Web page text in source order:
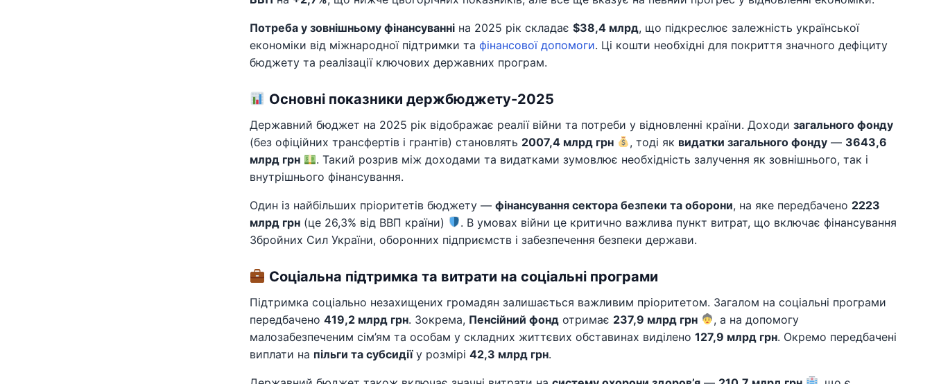
Потреба у зовнішньому фінансуванні на 2025 рік складає $38,4 млрд, що підкреслює залежність української
економіки від міжнародної підтримки та фінансової допомоги. Ці кошти необхідні для покриття значного дефіциту
бюджету та реалізації ключових державних програм.
Основні показники держбюджету-2025
Державний бюджет на 2025 рік відображає реалії війни та потреби у відновленні країни. Доходи загального фонду
(без офіційних трансфертів і грантів) становлять 2007,4 млрд грн , тоді як видатки загального фонду — 3643,6
млрд грн
. Такий розрив між доходами та видатками зумовлює необхідність залучення як зовнішнього, так і
внутрішнього фінансування.
Один із найбільших пріоритетів бюджету — фінансування сектора безпеки та оборони, на яке передбачено 2223
млрд грн (це 26,3% від ВВП країни)
. В умовах війни це критично важлива пункт витрат, що включає фінансування
Збройних Сил України, оборонних підприємств і забезпечення безпеки держави.
Соціальна підтримка та витрати на соціальні програми
Підтримка соціально незахищених громадян залишається важливим пріоритетом. Загалом на соціальні програми
передбачено 419,2 млрд грн. Зокрема, Пенсійний фонд отримає 237,9 млрд грн
, а на допомогу
малозабезпеченим сім’ям та особам у складних життєвих обставинах виділено 127,9 млрд грн. Окремо передбачені
виплати на пільги та субсидіїу розмірі 42,3 млрд грн.